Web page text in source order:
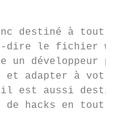
destiné à tout
le fichier ​wp-
un développeur
et adapter à votre
est aussi
de hacks en tout